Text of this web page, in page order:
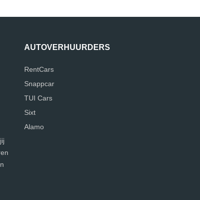
AUTOVERHUURDERS
RentCars
Snappcar
TUI Cars
Sixt
Alamo